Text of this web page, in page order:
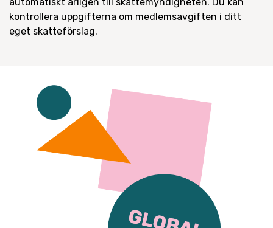
kontrollera uppgifterna om medlemsavgiften i ditt
eget skatteförslag.